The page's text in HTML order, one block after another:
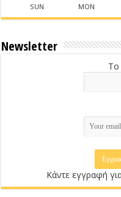
SUN MON
Newsletter
Το
Κάντε εγγραφή